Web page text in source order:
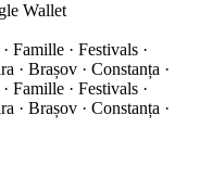
Wallet
Famille · Festivals ·
· Brașov · Constanța ·
Famille · Festivals ·
· Brașov · Constanța ·